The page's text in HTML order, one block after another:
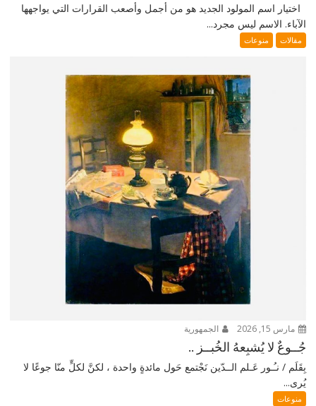
اختيار اسم المولود الجديد هو من أجمل وأصعب القرارات التي يواجهها
الآباء. الاسم ليس مجرد...
مقالات منوعات
مارس 15, 2026 الجمهورية
جُــوعٌ لا يُشبِعهُ الخُبــز ..
بِقَلَم / نـُـور عَـلم الــدّين نَجْتمع حَول مائدةٍ واحدة ، لكنَّ لكلٍّ منّا جوعًا لا
يُرى...
منوعات